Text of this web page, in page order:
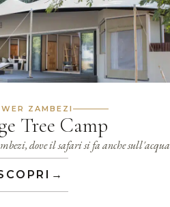
ZAMBEZI
Tree Camp
dove il safari si fa anche sull'acqua
→